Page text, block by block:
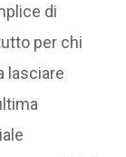
di
per chi
lasciare